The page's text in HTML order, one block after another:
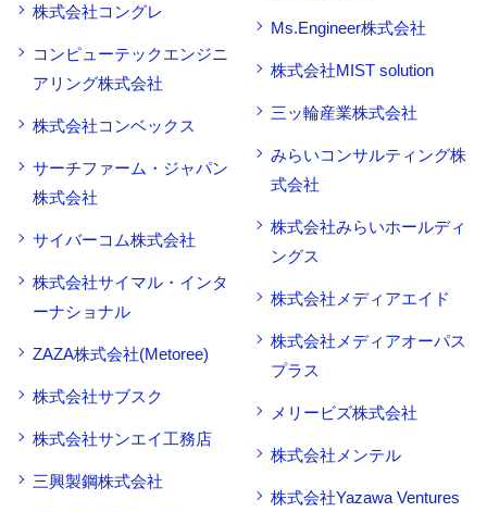
株式会社コングレ
コンピューテックエンジニ
アリング株式会社
株式会社コンベックス
サーチファーム・ジャパン
株式会社
サイバーコム株式会社
株式会社サイマル・インタ
ーナショナル
ZAZA株式会社(Metoree)
株式会社サブスク
株式会社サンエイ工務店
三興製鋼株式会社
Ms.Engineer株式会社
株式会社MIST solution
三ッ輪産業株式会社
みらいコンサルティング株
式会社
株式会社みらいホールディ
ングス
株式会社メディアエイド
株式会社メディアオーパス
プラス
メリービズ株式会社
株式会社メンテル
株式会社Yazawa Ventures